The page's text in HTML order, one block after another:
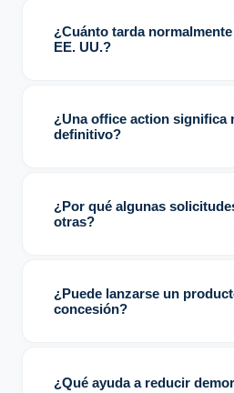
¿Cuánto tarda
EE. UU.?
puede tomar varios años.
¿Una office action significa
definitivo?
modificaciones.
¿Por qué algunas
otras?
de examen.
¿Puede lanzarse un
concesión?
¿Qué ayuda a reducir